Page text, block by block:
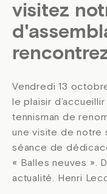
visitez
Vendredi 13
le plaisir
tennisman de
une visite de notre
séance de
« Balles neuves ».
actualité. Henri